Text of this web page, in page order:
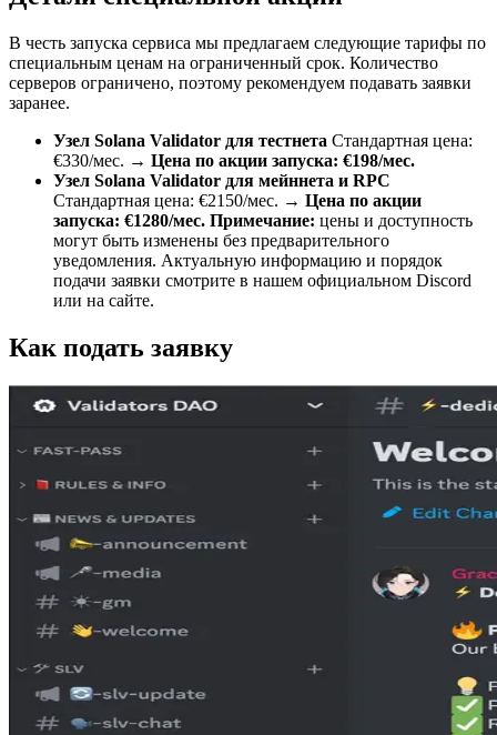
В честь запуска сервиса мы предлагаем следующие тарифы по
специальным ценам на ограниченный срок. Количество
серверов ограничено, поэтому рекомендуем подавать заявки
заранее.
Узел Solana Validator для тестнета Стандартная цена:
€330/мес. → Цена по акции запуска: €198/мес.
Узел Solana Validator для мейннета и RPC
Стандартная цена: €2150/мес. → Цена по акции
запуска: €1280/мес. Примечание: цены и доступность
могут быть изменены без предварительного
уведомления. Актуальную информацию и порядок
подачи заявки смотрите в нашем официальном Discord
или на сайте.
Как подать заявку